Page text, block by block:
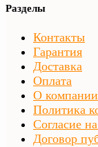
Разделы
Контакты
Гарантия
Доставка
Оплата
О компании
Политика
Согласие
Договор